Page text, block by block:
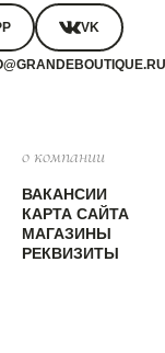
VK
о компании
ВАКАНСИИ
КАРТА САЙТА
МАГАЗИНЫ
РЕКВИЗИТЫ